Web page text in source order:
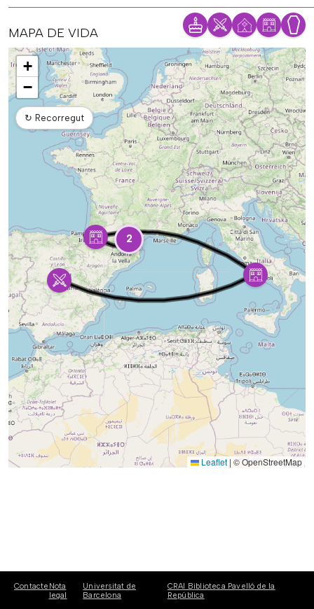
MAPA DE VIDA
Mapa
2
+
−
↻ Recorregut
Leaflet | © OpenStreetMap
Contacte Nota
legal
Universitat de
Barcelona
CRAI Biblioteca Pavelló de la
República